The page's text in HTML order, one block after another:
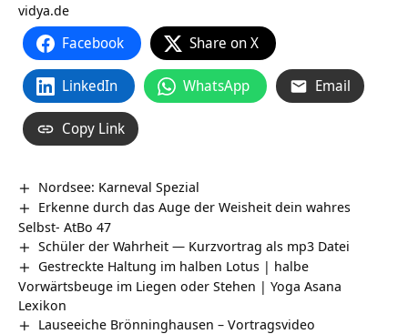
vidya.de
Facebook Share on X
LinkedIn WhatsApp Email
Copy Link
Nordsee: Karneval Spezial
Erkenne durch das Auge der Weisheit dein wahres
Selbst- AtBo 47
Schüler der Wahrheit — Kurzvortrag als mp3 Datei
Gestreckte Haltung im halben Lotus | halbe
Vorwärtsbeuge im Liegen oder Stehen | Yoga Asana
Lexikon
Lauseeiche Brönninghausen‏‎ – Vortragsvideo